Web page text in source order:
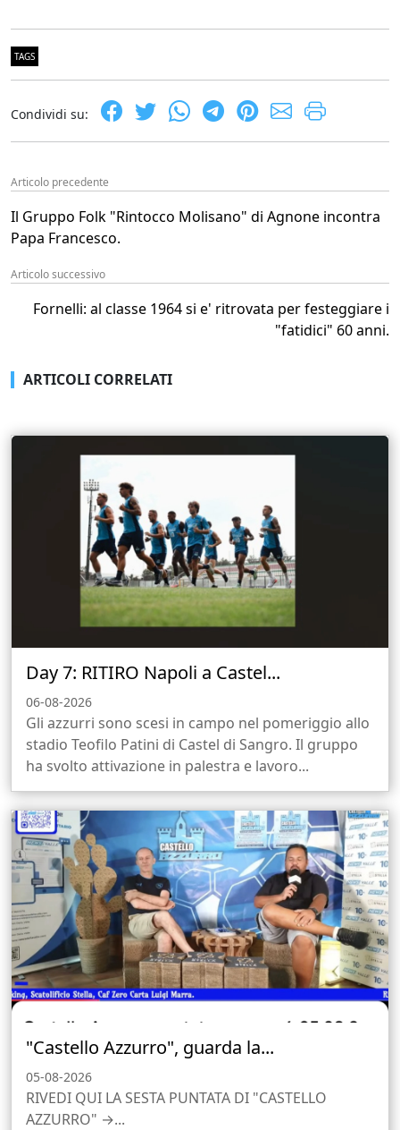
TAGS
Condividi su:
Articolo precedente
Il Gruppo Folk "Rintocco Molisano" di Agnone incontra
Papa Francesco.
Articolo successivo
Fornelli: al classe 1964 si e' ritrovata per festeggiare i
"fatidici" 60 anni.
ARTICOLI CORRELATI
Day 7: RITIRO Napoli a Castel...
06-08-2026
Gli azzurri sono scesi in campo nel pomeriggio allo
stadio Teofilo Patini di Castel di Sangro. Il gruppo
ha svolto attivazione in palestra e lavoro...
"Castello Azzurro", guarda la...
05-08-2026
RIVEDI QUI LA SESTA PUNTATA DI "CASTELLO
AZZURRO" →...